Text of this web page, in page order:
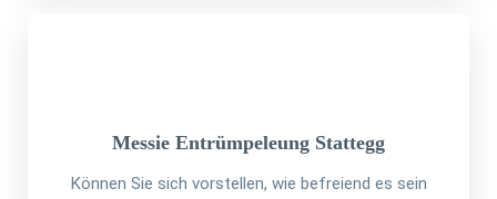
Messie Entrümpeleung Stattegg
Können Sie sich vorstellen, wie befreiend es sein